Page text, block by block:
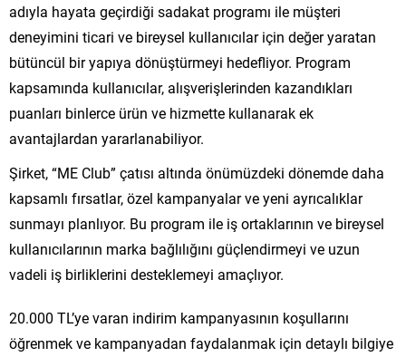
adıyla hayata geçirdiği sadakat programı ile müşteri
deneyimini ticari ve bireysel kullanıcılar için değer yaratan
bütüncül bir yapıya dönüştürmeyi hedefliyor. Program
kapsamında kullanıcılar, alışverişlerinden kazandıkları
puanları binlerce ürün ve hizmette kullanarak ek
avantajlardan yararlanabiliyor.
Şirket, “ME Club” çatısı altında önümüzdeki dönemde daha
kapsamlı fırsatlar, özel kampanyalar ve yeni ayrıcalıklar
sunmayı planlıyor. Bu program ile iş ortaklarının ve bireysel
kullanıcılarının marka bağlılığını güçlendirmeyi ve uzun
vadeli iş birliklerini desteklemeyi amaçlıyor.
20.000 TL’ye varan indirim kampanyasının koşullarını
öğrenmek ve kampanyadan faydalanmak için detaylı bilgiye